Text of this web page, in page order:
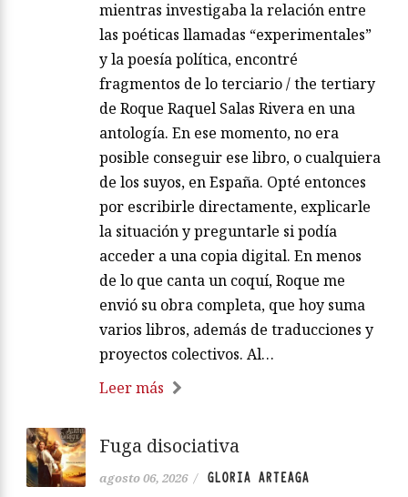
mientras investigaba la relación entre
las poéticas llamadas “experimentales”
y la poesía política, encontré
fragmentos de lo terciario / the tertiary
de Roque Raquel Salas Rivera en una
antología. En ese momento, no era
posible conseguir ese libro, o cualquiera
de los suyos, en España. Opté entonces
por escribirle directamente, explicarle
la situación y preguntarle si podía
acceder a una copia digital. En menos
de lo que canta un coquí, Roque me
envió su obra completa, que hoy suma
varios libros, además de traducciones y
proyectos colectivos. Al…
Leer más
Fuga disociativa
agosto 06, 2026 / GLORIA ARTEAGA